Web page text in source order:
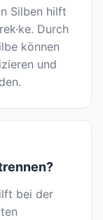
Silben hilft
Durch
können
und
bei der